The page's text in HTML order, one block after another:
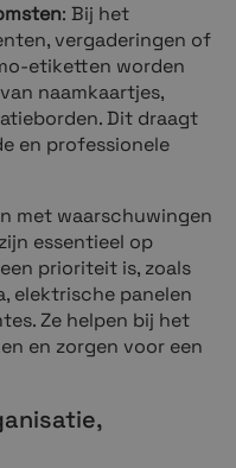
: Bij het
vergaderingen of
etiketten worden
naamkaartjes,
Dit draagt
en professionele
met waarschuwingen
essentieel op
prioriteit is, zoals
elektrische panelen
Ze helpen bij het
en zorgen voor een